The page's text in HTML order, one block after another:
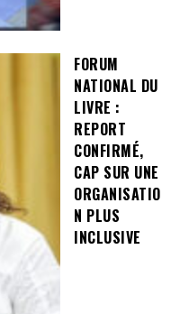
FORUM
NATIONAL DU
LIVRE :
REPORT
CONFIRMÉ,
CAP SUR UNE
ORGANISATIO
N PLUS
INCLUSIVE